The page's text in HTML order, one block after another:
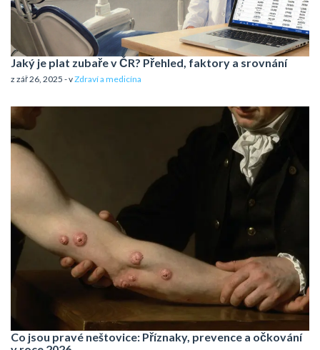
Jaký je plat zubaře v ČR? Přehled, faktory a srovnání
z zář 26, 2025 - vZdraví a medicína
Co jsou pravé neštovice: Příznaky, prevence a očkování